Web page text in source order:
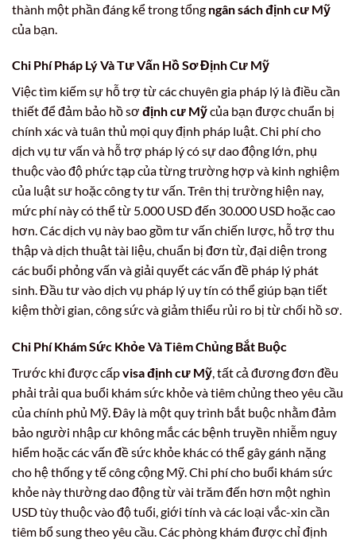
thành một phần đáng kể trong tổng ngân sách định cư Mỹ
của bạn.
Chi Phí Pháp Lý Và Tư Vấn Hồ Sơ Định Cư Mỹ
Việc tìm kiếm sự hỗ trợ từ các chuyên gia pháp lý là điều cần
thiết để đảm bảo hồ sơ định cư Mỹcủa bạn được chuẩn bị
chính xác và tuân thủ mọi quy định pháp luật. Chi phí cho
dịch vụ tư vấn và hỗ trợ pháp lý có sự dao động lớn, phụ
thuộc vào độ phức tạp của từng trường hợp và kinh nghiệm
của luật sư hoặc công ty tư vấn. Trên thị trường hiện nay,
mức phí này có thể từ 5.000 USD đến 30.000 USD hoặc cao
hơn. Các dịch vụ này bao gồm tư vấn chiến lược, hỗ trợ thu
thập và dịch thuật tài liệu, chuẩn bị đơn từ, đại diện trong
các buổi phỏng vấn và giải quyết các vấn đề pháp lý phát
sinh. Đầu tư vào dịch vụ pháp lý uy tín có thể giúp bạn tiết
kiệm thời gian, công sức và giảm thiểu rủi ro bị từ chối hồ sơ.
Chi Phí Khám Sức Khỏe Và Tiêm Chủng Bắt Buộc
Trước khi được cấpvisa định cư Mỹ, tất cả đương đơn đều
phải trải qua buổi khám sức khỏe và tiêm chủng theo yêu cầu
của chính phủ Mỹ. Đây là một quy trình bắt buộc nhằm đảm
bảo người nhập cư không mắc các bệnh truyền nhiễm nguy
hiểm hoặc các vấn đề sức khỏe khác có thể gây gánh nặng
cho hệ thống y tế công cộng Mỹ. Chi phí cho buổi khám sức
khỏe này thường dao động từ vài trăm đến hơn một nghìn
USD tùy thuộc vào độ tuổi, giới tính và các loại vắc-xin cần
tiêm bổ sung theo yêu cầu. Các phòng khám được chỉ định